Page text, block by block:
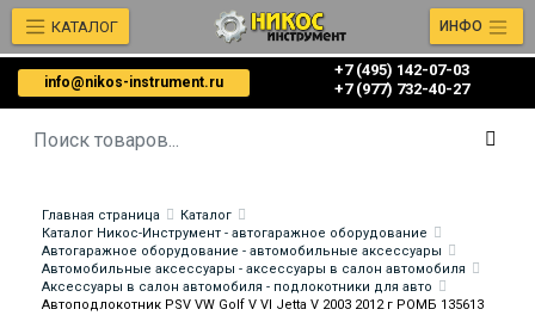
info@nikos-instrument.ru
+7 (495) 142-07-03
‎‎+7 (977) 732-40-27
КАТАЛОГ ИНФО
Главная страница
Каталог
Каталог Никос-Инструмент - автогаражное оборудование
Автогаражное оборудование - автомобильные аксессуары
Автомобильные аксессуары - аксессуары в салон автомобиля
Аксессуары в салон автомобиля - подлокотники для авто
Автоподлокотник PSV VW Golf V VI Jetta V 2003 2012 г РОМБ 135613